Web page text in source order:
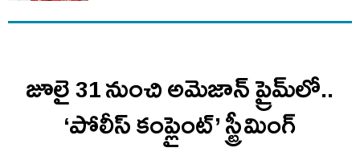
జూలై 31 నుంచి అమెజాన్ ప్రైమ్‌లో..
‘పోలీస్ కంప్లైంట్’ స్ట్రీమింగ్